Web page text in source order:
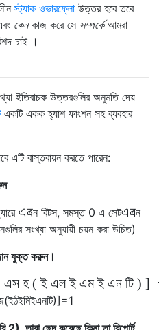
স্ট্যাক ওভারফ্লো উত্তর হবে তবে
কেনকাজ করে সে সম্পর্কেআমরা
চাই ।
ইতিবাচক উত্তরগুলির অনুমতি দেয়
একটি একক হ্যাশ ফাংশন সহ ব্যবহার
এটি বাস্তবায়ন করতে পারেন:
এনএন বিটস, সমস্ত 0 এ সেটএনএন
সংখ্যা অনুযায়ী চয়ন করা উচিত)
যুক্ত করুন।
এসহ (ইএলইএমইএন টি ) ]
(ইঠইমিইএনটি)]=1